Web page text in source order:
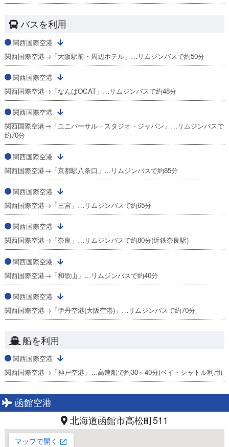
バスを利用
関西国際空港
関西国際空港→「大阪駅前・周辺ホテル」…リムジンバスで約50分
関西国際空港
関西国際空港→「なんばOCAT」…リムジンバスで約48分
関西国際空港
関西国際空港→「ユニバーサル・スタジオ・ジャパン」…リムジンバスで
約70分
関西国際空港
関西国際空港→「京都駅八条口」…リムジンバスで約85分
関西国際空港
関西国際空港→「三宮」…リムジンバスで約65分
関西国際空港
関西国際空港→「奈良」…リムジンバスで約80分(近鉄奈良駅)
関西国際空港
関西国際空港→「和歌山」…リムジンバスで約40分
関西国際空港
関西国際空港→「伊丹空港(大阪空港)」…リムジンバスで約70分
船を利用
関西国際空港
関西国際空港→「神戸空港」…高速船で約30～40分(ベイ・シャトル利用)
函館空港
北海道函館市高松町511